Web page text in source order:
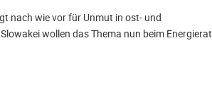
nach wie vor für Unmut in ost- und
wollen das Thema nun beim Energierat